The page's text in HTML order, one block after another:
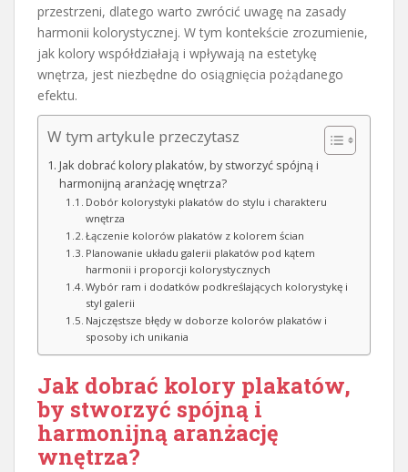
przestrzeni, dlatego warto zwrócić uwagę na zasady
harmonii kolorystycznej. W tym kontekście zrozumienie,
jak kolory współdziałają i wpływają na estetykę
wnętrza, jest niezbędne do osiągnięcia pożądanego
efektu.
W tym artykule przeczytasz
Jak dobrać kolory plakatów, by stworzyć spójną i
harmonijną aranżację wnętrza?
Dobór kolorystyki plakatów do stylu i charakteru
wnętrza
Łączenie kolorów plakatów z kolorem ścian
Planowanie układu galerii plakatów pod kątem
harmonii i proporcji kolorystycznych
Wybór ram i dodatków podkreślających kolorystykę i
styl galerii
Najczęstsze błędy w doborze kolorów plakatów i
sposoby ich unikania
Jak dobrać kolory plakatów,
by stworzyć spójną i
harmonijną aranżację
wnętrza?